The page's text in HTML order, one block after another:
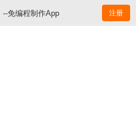
--免编程制作App 注册